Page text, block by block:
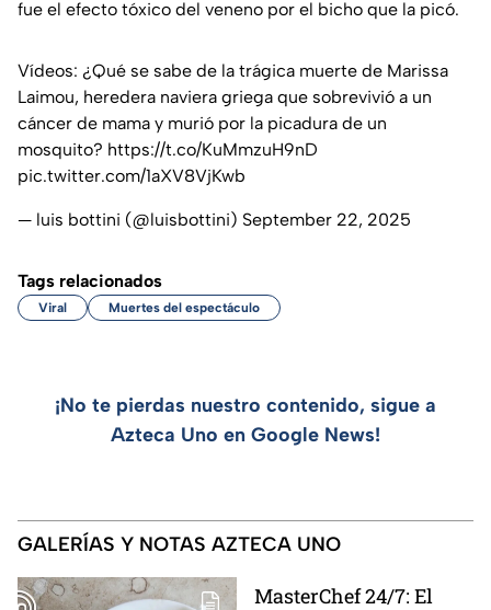
fue el efecto tóxico del veneno por el bicho que la picó.
Vídeos: ¿Qué se sabe de la trágica muerte de Marissa
Laimou, heredera naviera griega que sobrevivió a un
cáncer de mama y murió por la picadura de un
mosquito? https://t.co/KuMmzuH9nD
pic.twitter.com/1aXV8VjKwb
— luis bottini (@luisbottini) September 22, 2025
Tags relacionados
Viral Muertes del espectáculo
¡No te pierdas nuestro contenido, sigue a
Azteca Uno en Google News!
GALERÍAS Y NOTAS AZTECA UNO
MasterChef 24/7: El